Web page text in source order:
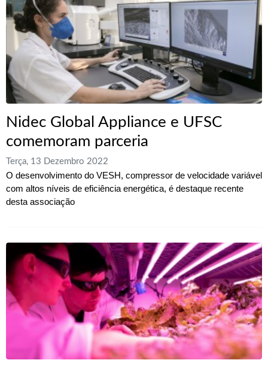
Nidec Global Appliance e UFSC
comemoram parceria
Terça, 13 Dezembro 2022
O desenvolvimento do VESH, compressor de velocidade variável
com altos níveis de eficiência energética, é destaque recente
desta associação